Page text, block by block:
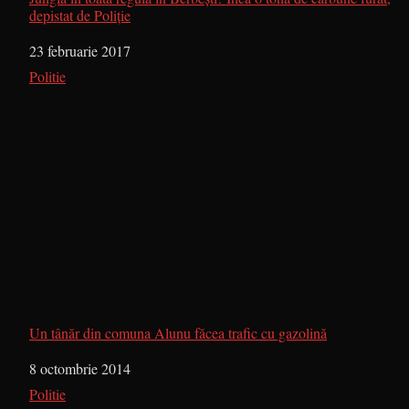
depistat de Poliție
Dată
23 februarie 2017
În legătură cu
Politie
Un tânăr din comuna Alunu făcea trafic cu gazolină
Dată
8 octombrie 2014
În legătură cu
Politie